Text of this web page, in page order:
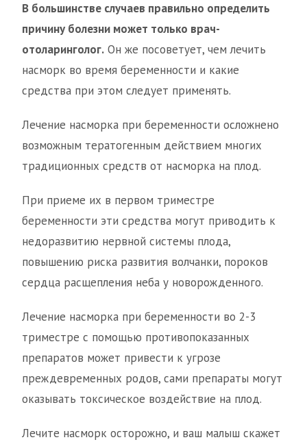
В большинстве случаев правильно определить
причину болезни может только врач-
отоларинголог. Он же посоветует, чем лечить
насморк во время беременности и какие
средства при этом следует применять.
Лечение насморка при беременности осложнено
возможным тератогенным действием многих
традиционных средств от насморка на плод.
При приеме их в первом триместре
беременности эти средства могут приводить к
недоразвитию нервной системы плода,
повышению риска развития волчанки, пороков
сердца расщепления неба у новорожденного.
Лечение насморка при беременности во 2-3
триместре с помощью противопоказанных
препаратов может привести к угрозе
преждевременных родов, сами препараты могут
оказывать токсическое воздействие на плод.
Лечите насморк осторожно, и ваш малыш скажет